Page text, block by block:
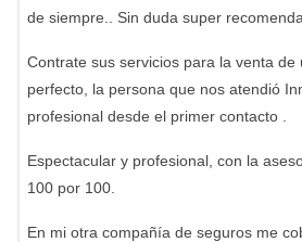
de siempre.. Sin duda super
Contrate sus servicios para la venta
perfecto, la persona que nos atendió
profesional desde el primer contacto .
Espectacular y profesional, con la
100 por 100.
En mi otra compañía de seguros me